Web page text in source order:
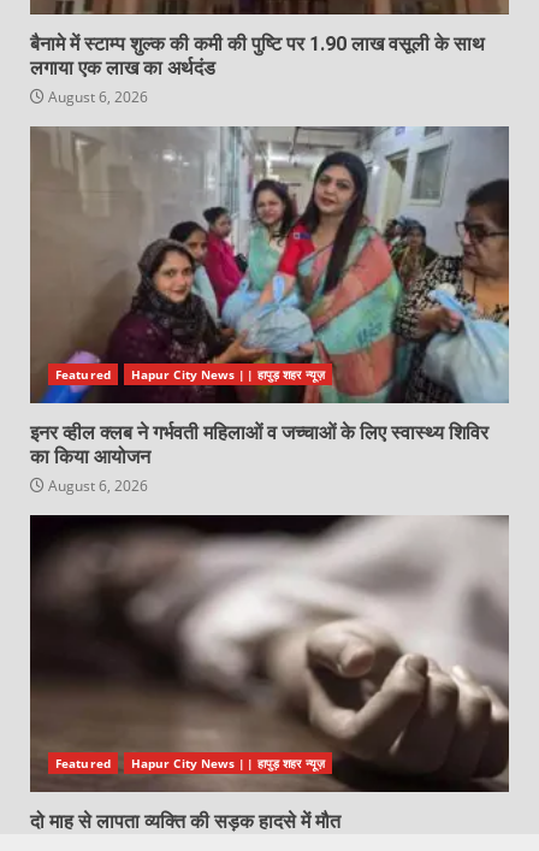
बैनामे में स्टाम्प शुल्क की कमी की पुष्टि पर 1.90 लाख वसूली के साथ
लगाया एक लाख का अर्थदंड
August 6, 2026
Featured Hapur City News || हापुड़ शहर न्यूज़
इनर व्हील क्लब ने गर्भवती महिलाओं व जच्चाओं के लिए स्वास्थ्य शिविर
का किया आयोजन
August 6, 2026
Featured Hapur City News || हापुड़ शहर न्यूज़
दो माह से लापता व्यक्ति की सड़क हादसे में मौत